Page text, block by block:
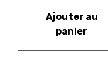
Ajouter au
panier